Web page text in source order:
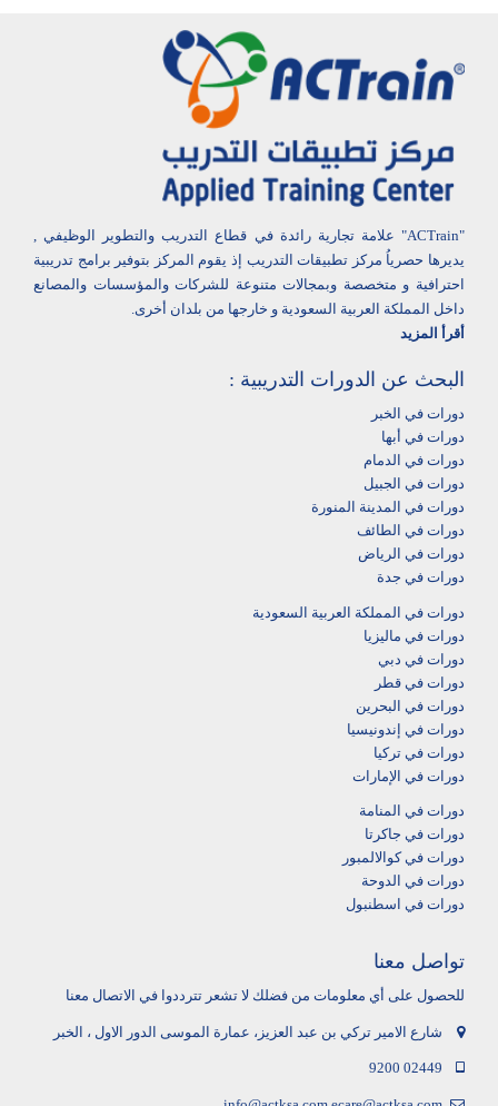
"ACTrain" علامة تجارية رائدة في قطاع التدريب والتطوير الوظيفي ,
يديرها حصرياُ مركز تطبيقات التدريب إذ يقوم المركز بتوفير برامج تدريبية
احترافية و متخصصة وبمجالات متنوعة للشركات والمؤسسات والمصانع
داخل المملكة العربية السعودية و خارجها من بلدان أخرى.
أقرأ المزيد
البحث عن الدورات التدريبية :
دورات في الخبر
دورات في أبها‎
دورات في الدمام‎
دورات في الجبيل
دورات في المدينة المنورة
دورات في الطائف
دورات في الرياض
دورات في جدة
دورات في المملكة العربية السعودية
دورات في ماليزيا
دورات في دبي
دورات في قطر
دورات في البحرين
دورات في إندونيسيا
دورات في تركيا
دورات في الإمارات
دورات في المنامة
دورات في جاكرتا
دورات في كوالالمبور
دورات في الدوحة
دورات في اسطنبول
تواصل معنا
للحصول على أي معلومات من فضلك لا تشعر تترددوا في الاتصال معنا
شارع الامير تركي بن عبد العزيز، عمارة الموسى الدور الاول ، الخبر
9200 02449